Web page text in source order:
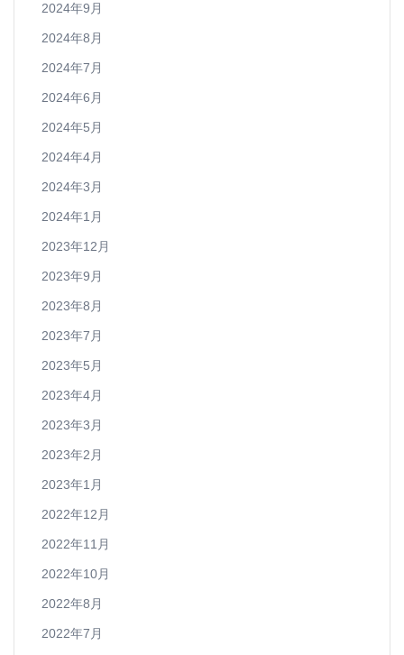
2024年9月
2024年8月
2024年7月
2024年6月
2024年5月
2024年4月
2024年3月
2024年1月
2023年12月
2023年9月
2023年8月
2023年7月
2023年5月
2023年4月
2023年3月
2023年2月
2023年1月
2022年12月
2022年11月
2022年10月
2022年8月
2022年7月